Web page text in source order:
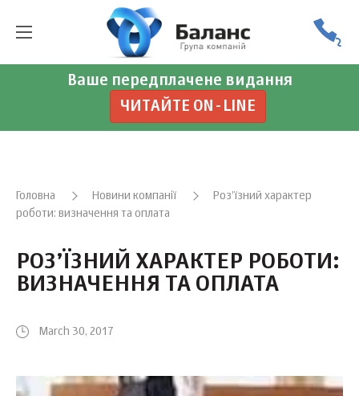
Ваше передплачене видання
ЧИТАЙТЕ ON-LINE
Головна Новини компанії
Роз’їзний характер
роботи: визначення та оплата
РОЗ’ЇЗНИЙ ХАРАКТЕР РОБОТИ:
ВИЗНАЧЕННЯ ТА ОПЛАТА
March 30, 2017